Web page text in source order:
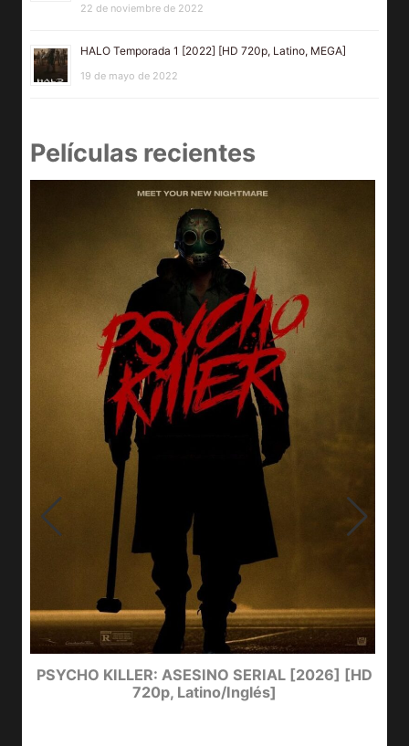
22 de noviembre de 2022
HALO Temporada 1 [2022] [HD 720p, Latino, MEGA]
19 de mayo de 2022
Películas recientes
PSYCHO KILLER: ASESINO SERIAL [2026] [HD
720p, Latino/Inglés]